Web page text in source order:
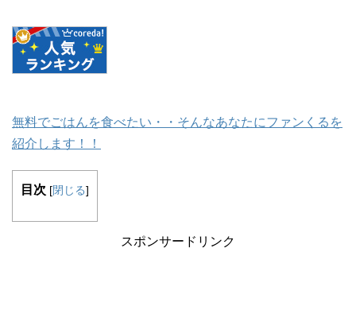
無料でごはんを食べたい・・そんなあなたにファンくるを
紹介します！！
目次 [閉じる]
スポンサードリンク